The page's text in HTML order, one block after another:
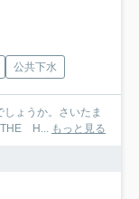
公共下水
ょうか。さいたま
THE H...
もっと見る